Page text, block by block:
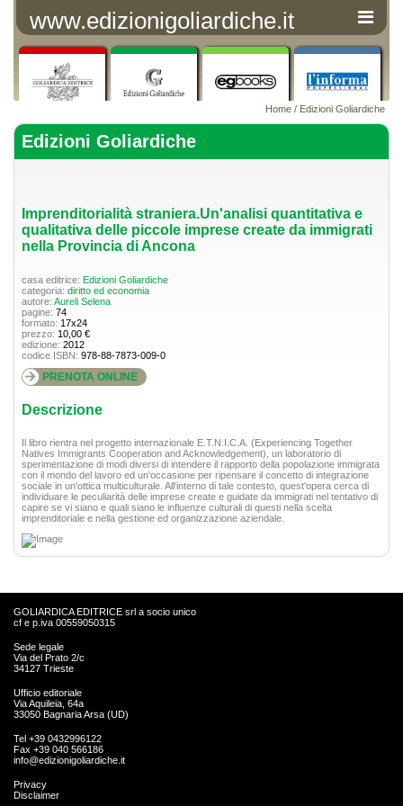
www.edizionigoliardiche.it
Home / Edizioni Goliardiche
Edizioni Goliardiche
Imprenditorialità straniera.Un'analisi quantitativa e
qualitativa delle piccole imprese create da immigrati
nella Provincia di Ancona
casa editrice: Edizioni Goliardiche
categoria: diritto ed economia
autore: Aureli Selena
pagine: 74
formato: 17x24
prezzo: 10,00 €
edizione: 2012
codice ISBN: 978-88-7873-009-0
PRENOTA ONLINE
Descrizione
Il libro rientra nel progetto internazionale E.T.N.I.C.A. (Experiencing Together
Natives Immigrants Cooperation and Acknowledgement), un laboratorio di
sperimentazione di modi diversi di intendere il rapporto della popolazione immigrata
con il mondo del lavoro ed un'occasione per ripensare il concetto di integrazione
sociale in un'ottica multiculturale. All'interno di tale contesto, quest'opera cerca di
individuare le peculiarità delle imprese create e guidate da immigrati nel tentativo di
capire se vi siano e quali siano le influenze culturali di questi nella scelta
imprenditoriale e nella gestione ed organizzazione aziendale.
GOLIARDICA EDITRICE srl a socio unico
cf e p.iva 00559050315
Sede legale
Via del Prato 2/c
34127 Trieste
Ufficio editoriale
Via Aquileia, 64a
33050 Bagnaria Arsa (UD)
Tel +39 0432996122
Fax +39 040 566186
info@edizionigoliardiche.it
Privacy
Disclaimer